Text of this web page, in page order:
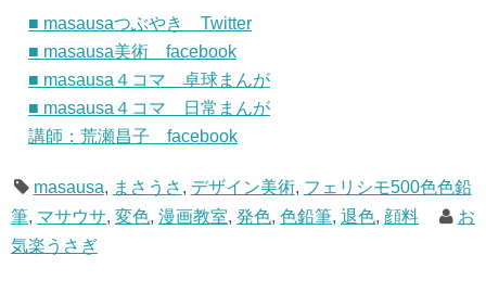
■ masausaつぶやき Twitter
■ masausa美術 facebook
■ masausa４コマ 卓球まんが
■ masausa４コマ 日常まんが
講師：荒瀬昌子 facebook
masausa, まさうさ , デザイン美術, フェリシモ500色色鉛
筆, マサウサ, 変色, 漫画教室, 発色, 色鉛筆, 退色, 顔料
お
気楽うさぎ